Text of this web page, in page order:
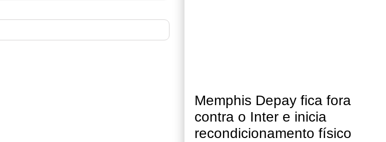
Memphis Depay fica fora
contra o Inter e inicia
recondicionamento físico